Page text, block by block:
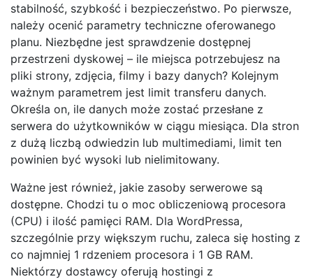
stabilność, szybkość i bezpieczeństwo. Po pierwsze,
należy ocenić parametry techniczne oferowanego
planu. Niezbędne jest sprawdzenie dostępnej
przestrzeni dyskowej – ile miejsca potrzebujesz na
pliki strony, zdjęcia, filmy i bazy danych? Kolejnym
ważnym parametrem jest limit transferu danych.
Określa on, ile danych może zostać przesłane z
serwera do użytkowników w ciągu miesiąca. Dla stron
z dużą liczbą odwiedzin lub multimediami, limit ten
powinien być wysoki lub nielimitowany.
Ważne jest również, jakie zasoby serwerowe są
dostępne. Chodzi tu o moc obliczeniową procesora
(CPU) i ilość pamięci RAM. Dla WordPressa,
szczególnie przy większym ruchu, zaleca się hosting z
co najmniej 1 rdzeniem procesora i 1 GB RAM.
Niektórzy dostawcy oferują hostingi z